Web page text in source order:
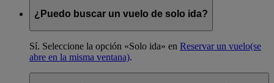
¿Puedo buscar un vuelo de solo ida?
Sí. Seleccione la opción «Solo ida» en Reservar un vuelo(se
abre en la misma ventana).